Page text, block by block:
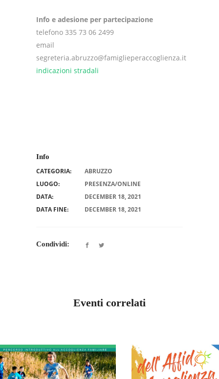
Info e adesione per partecipazione
telefono 335 73 06 2499
email
segreteria.abruzzo@famiglieperaccoglienza.it
indicazioni stradali
Info
CATEGORIA:
ABRUZZO
LUOGO:
PRESENZA/ONLINE
DATA:
DECEMBER 18, 2021
DATA FINE:
DECEMBER 18, 2021
Condividi:
Eventi correlati
ABRUZZO ABRUZZO